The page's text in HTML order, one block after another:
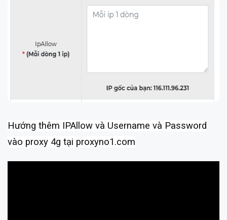
Hướng thêm IPAllow và Username và Password
vào proxy 4g tại proxyno1.com